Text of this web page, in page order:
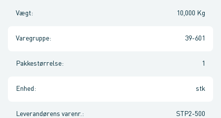
Vægt: 10,000 Kg
Varegruppe: 39-601
Pakkestørrelse: 1
Enhed : stk
Leverandørens varenr. : STP2-500